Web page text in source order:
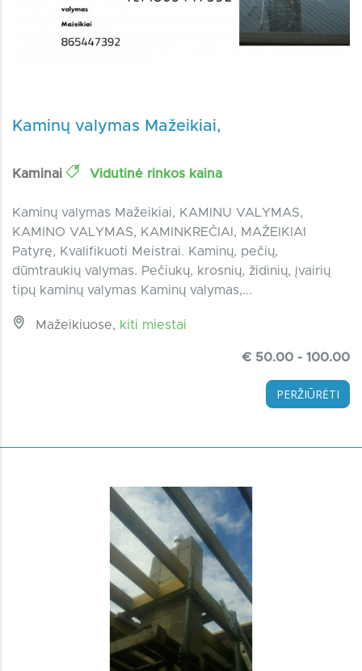
Kaminų valymas Mažeikiai,
Kaminai Vidutinė rinkos kaina
Kaminų valymas Mažeikiai, KAMINU VALYMAS,
KAMINO VALYMAS, KAMINKREČIAI, MAŽEIKIAI
Patyrę, Kvalifikuoti Meistrai. Kaminų, pečių,
dūmtraukių valymas. Pečiukų, krosnių, židinių, įvairių
tipų kaminų valymas Kaminų valymas,...
Mažeikiuose, kiti miestai
€ 50.00 - 100.00
PERŽIŪRĖTI